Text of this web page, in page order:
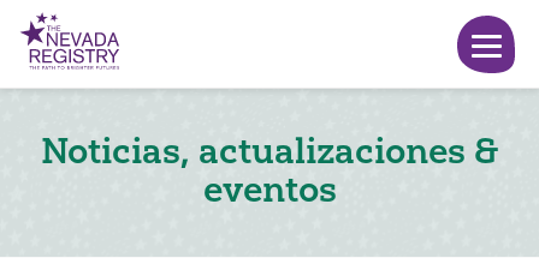
Noticias, actualizaciones &
eventos